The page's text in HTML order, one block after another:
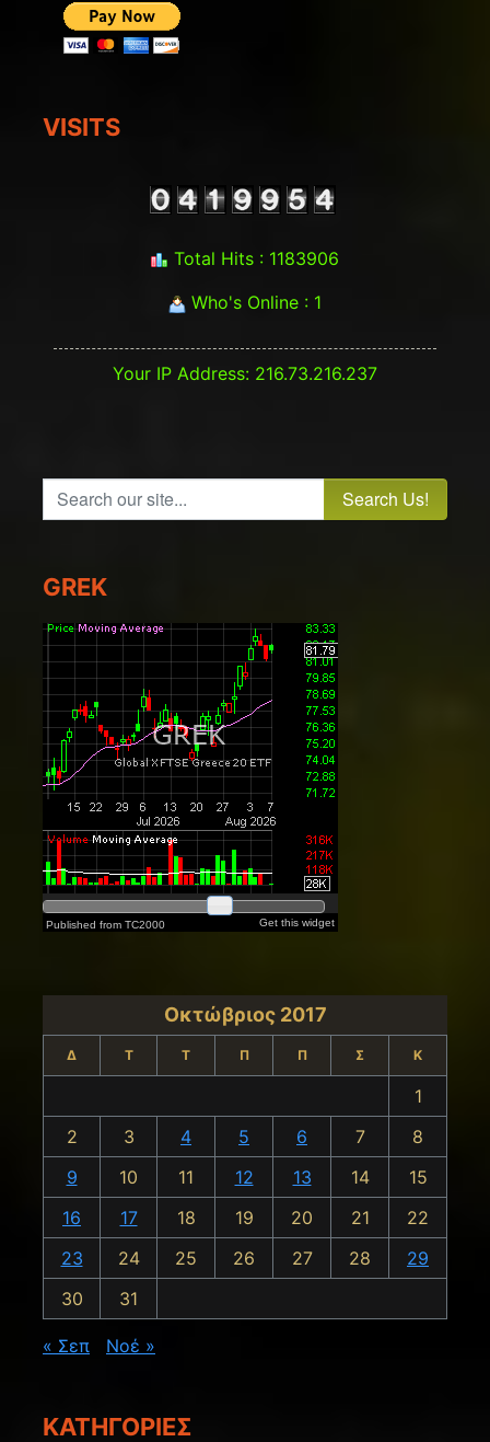
VISITS
Total Hits : 1183906
Who's Online : 1
Your IP Address: 216.73.216.237
Search our site...
GREK
Οκτώβριος 2017
Δ Τ Τ Π Π Σ Κ
1
2
3 4 5 6 7
8
9
10 11 12 13 14
15
16
17 18 19 20 21
22
23
24 25 26 27 28
29
30
31
« Σεπ Νοέ »
KΑΤΗΓΟΡΊΕΣ